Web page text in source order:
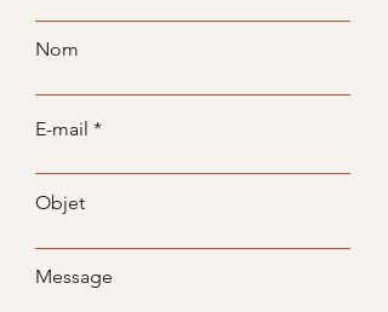
Nom
E-mail
Objet
Message